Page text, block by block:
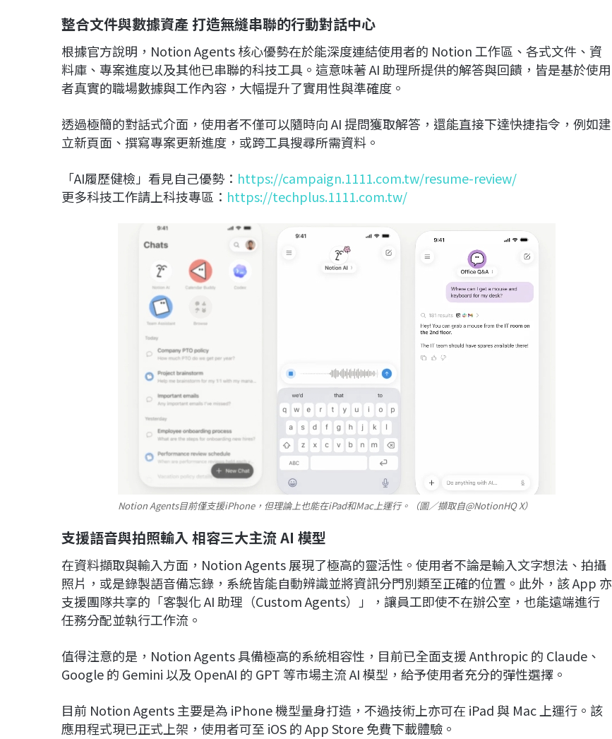
整合文件與數據資產 打造無縫串聯的行動對話中心
根據官方說明，Notion Agents 核心優勢在於能深度連結使用者的 Notion 工作區、各式文件、資
料庫、專案進度以及其他已串聯的科技工具。這意味著 AI 助理所提供的解答與回饋，皆是基於使用
者真實的職場數據與工作內容，大幅提升了實用性與準確度。
透過極簡的對話式介面，使用者不僅可以隨時向 AI 提問獲取解答，還能直接下達快捷指令，例如建
立新頁面、撰寫專案更新進度，或跨工具搜尋所需資料。
「AI履歷健檢」看見自己優勢： https://campaign.1111.com.tw/resume-review/
更多科技工作請上科技專區： https://techplus.1111.com.tw/
Notion Agents目前僅支援iPhone，但理論上也能在iPad和Mac上運行。（圖／擷取自@NotionHQ X）
支援語音與拍照輸入 相容三大主流 AI 模型
在資料擷取與輸入方面，Notion Agents 展現了極高的靈活性。使用者不論是輸入文字想法、拍攝
照片，或是錄製語音備忘錄，系統皆能自動辨識並將資訊分門別類至正確的位置。此外，該 App 亦
支援團隊共享的「客製化 AI 助理（Custom Agents）」，讓員工即使不在辦公室，也能遠端進行
任務分配並執行工作流。
值得注意的是，Notion Agents 具備極高的系統相容性，目前已全面支援 Anthropic 的 Claude、
Google 的 Gemini 以及 OpenAI 的 GPT 等市場主流 AI 模型，給予使用者充分的彈性選擇。
目前 Notion Agents 主要是為 iPhone 機型量身打造，不過技術上亦可在 iPad 與 Mac 上運行。該
應用程式現已正式上架，使用者可至 iOS 的 App Store 免費下載體驗。